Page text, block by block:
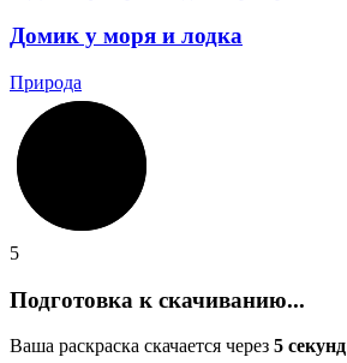
Домик у моря и лодка
Природа
5
Подготовка к скачиванию...
Ваша раскраска скачается через 5 секунд